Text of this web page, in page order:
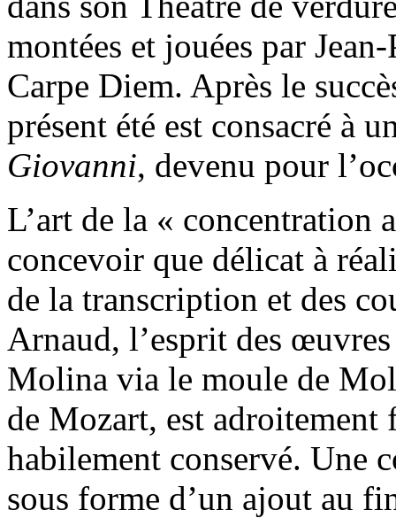
montées et jouées par
Carpe Diem. Après le
présent été est consacré à
Giovanni, devenu pour
L’art de la « concentration
concevoir que délicat à
de la transcription et des
Arnaud, l’esprit des
Molina via le moule de
de Mozart, est
habilement conservé. Une
sous forme d’un ajout au